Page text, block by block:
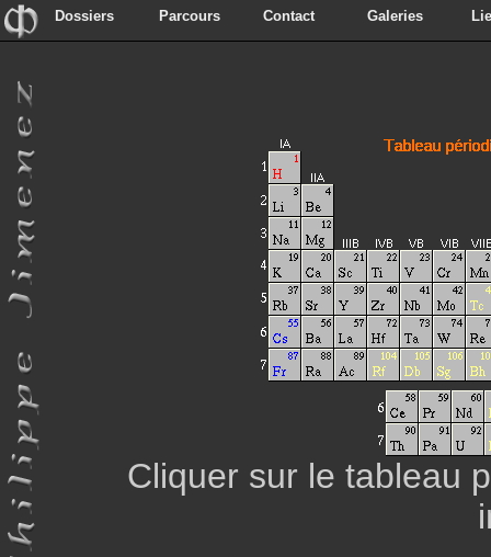
Dossiers Parcours Contact Galeries
Cliquer sur le tableau
Dossiers Parcours Contact Galeries